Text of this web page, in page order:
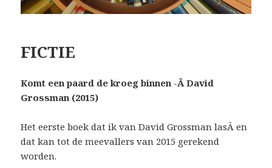
FICTIE
Komt een paard de kroeg binnen -Â David
Grossman (2015)
Het eerste boek dat ik van David Grossman lasÂ en
dat kan tot de meevallers van 2015 gerekend
worden.